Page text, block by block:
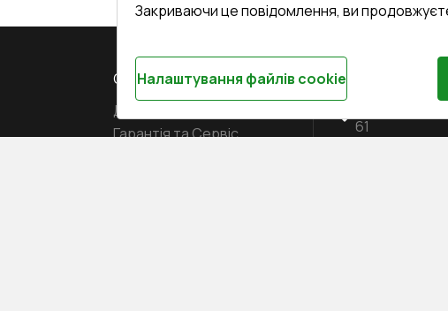
СЕРВІС ТА ОБЛУГОВУВАННЯ:
Доставка і Оплата
Гарантія та Сервіс
КОНТАКТИ
61
Закриваючи це повідомлення, ви
Налаштування файлів cookie